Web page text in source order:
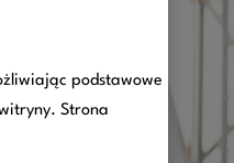
podstawowe
Strona